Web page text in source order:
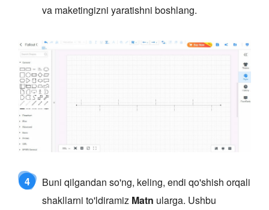
va maketingizni yaratishni boshlang.
4
Buni qilgandan so'ng, keling, endi qo'shish orqali
shakllarni to'ldiramiz Matn ularga. Ushbu